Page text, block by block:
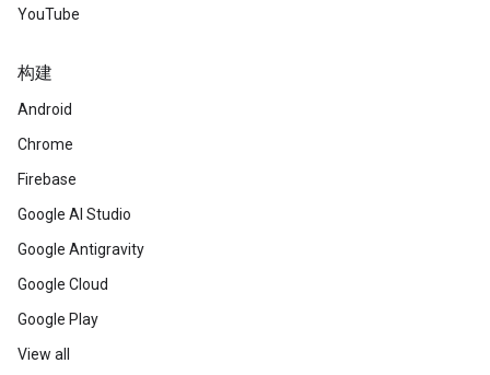
YouTube
构建
Android
Chrome
Firebase
Google AI Studio
Google Antigravity
Google Cloud
Google Play
View all